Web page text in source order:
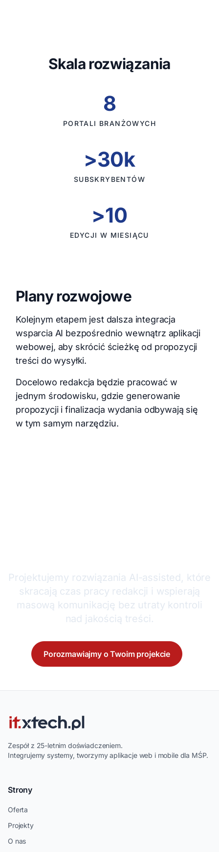
Skala rozwiązania
8
PORTALI BRANŻOWYCH
>30k
SUBSKRYBENTÓW
>10
EDYCJI W MIESIĄCU
Plany rozwojowe
Kolejnym etapem jest dalsza integracja
wsparcia AI bezpośrednio wewnątrz aplikacji
webowej, aby skrócić ścieżkę od propozycji
treści do wysyłki.
Docelowo redakcja będzie pracować w
jednym środowisku, gdzie generowanie
propozycji i finalizacja wydania odbywają się
w tym samym narzędziu.
Projektujemy rozwiązania AI-assisted, które
skracają czas pracy redakcji i wspierają
masową komunikację bez utraty kontroli
nad jakością treści.
Porozmawiajmy o Twoim projekcie
Zespół z 25-letnim doświadczeniem.
Integrujemy systemy, tworzymy aplikacje web i mobile dla MŚP.
Strony
Oferta
Projekty
O nas